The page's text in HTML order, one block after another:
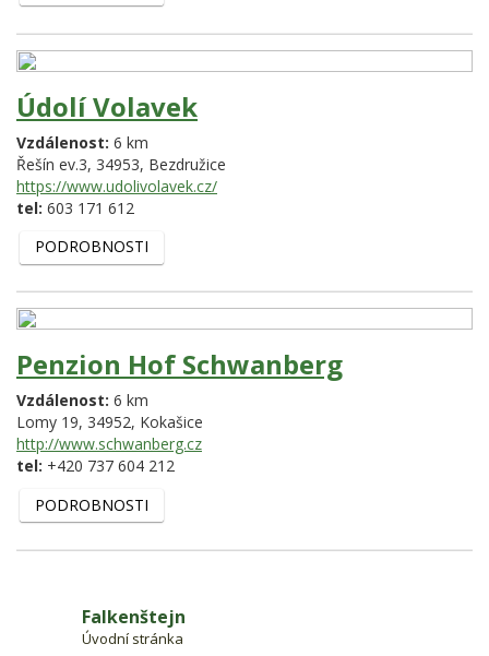
Údolí Volavek
Vzdálenost: 6 km
Řešín ev.3, 34953, Bezdružice
https://www.udolivolavek.cz/
tel: 603 171 612
PODROBNOSTI
Penzion Hof Schwanberg
Vzdálenost: 6 km
Lomy 19, 34952, Kokašice
http://www.schwanberg.cz
tel: +420 737 604 212
PODROBNOSTI
Falkenštejn
Úvodní stránka